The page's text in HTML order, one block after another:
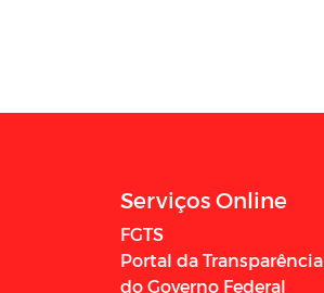
Serviços Online
FGTS
Portal da Transparência
do Governo Federal